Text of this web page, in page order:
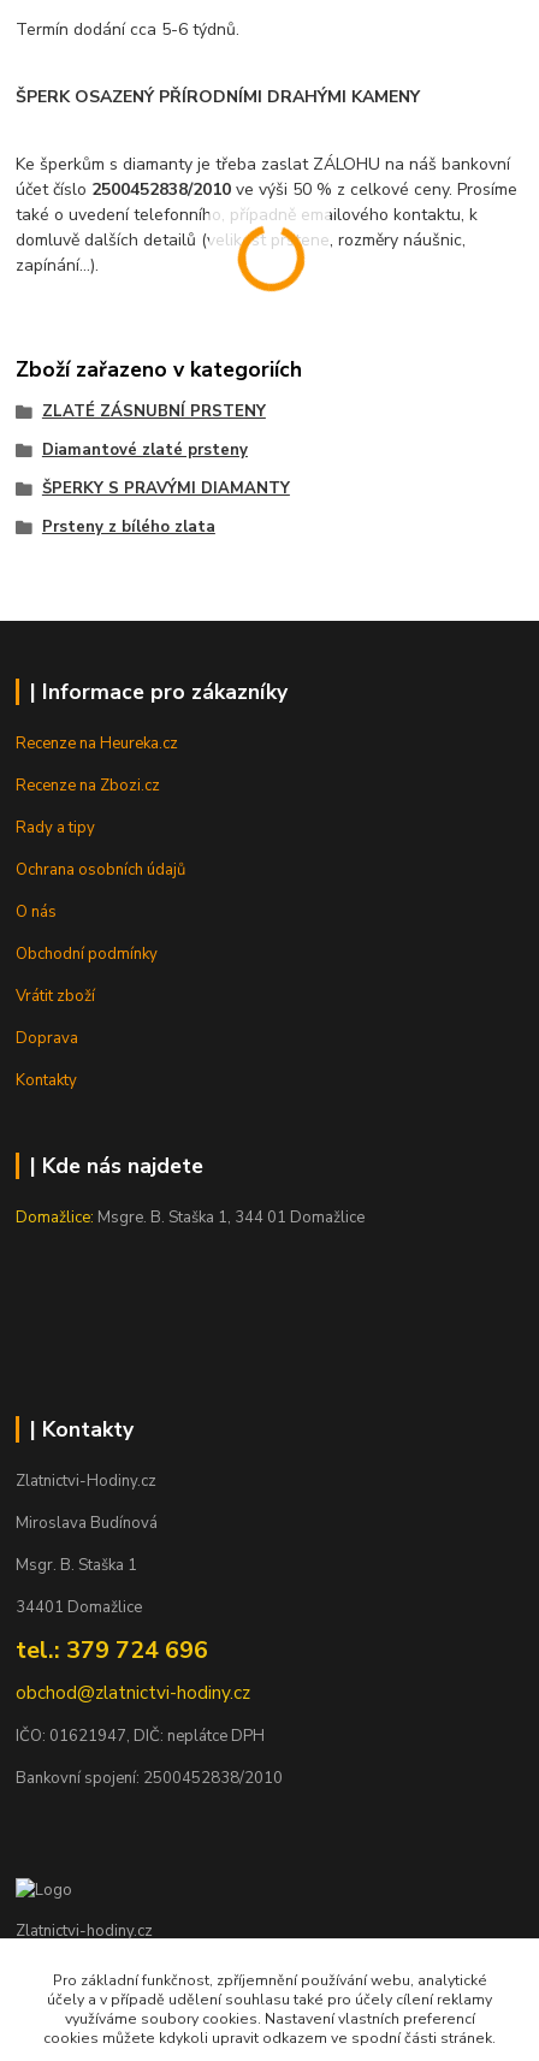
Termín dodání cca 5-6 týdnů.
ŠPERK OSAZENÝ PŘÍRODNÍMI DRAHÝMI KAMENY
Ke šperkům s diamanty je třeba zaslat ZÁLOHU na náš bankovní
účet číslo 2500452838/2010 ve výši 50 % z celkové ceny. Prosíme
také o uvedení telefonního, případně emailového kontaktu, k
domluvě dalších detailů (velikost prstene, rozměry náušnic,
zapínání...).
Zboží zařazeno v kategoriích
ZLATÉ ZÁSNUBNÍ PRSTENY
Diamantové zlaté prsteny
ŠPERKY S PRAVÝMI DIAMANTY
Prsteny z bílého zlata
| Informace pro zákazníky
Recenze na Heureka.cz
Recenze na Zbozi.cz
Rady a tipy
Ochrana osobních údajů
O nás
Obchodní podmínky
Vrátit zboží
Doprava
Kontakty
| Kde nás najdete
Domažlice: Msgre. B. Staška 1, 344 01 Domažlice
| Kontakty
Zlatnictvi-Hodiny.cz
Miroslava Budínová
Msgr. B. Staška 1
34401 Domažlice
tel.: 379 724 696
obchod@zlatnictvi-hodiny.cz
IČO: 01621947, DIČ: neplátce DPH
Bankovní spojení: 2500452838/2010
Zlatnictvi-hodiny.cz
+420 379 492 545
Po - Pá: 9,00 - 17,00 hod., So: 9,00 - 11,30 hod.
Pro základní funkčnost, zpříjemnění používání webu, analytické
účely a v případě udělení souhlasu také pro účely cílení reklamy
využíváme soubory cookies. Nastavení vlastních preferencí
cookies můžete kdykoli upravit odkazem ve spodní části stránek.